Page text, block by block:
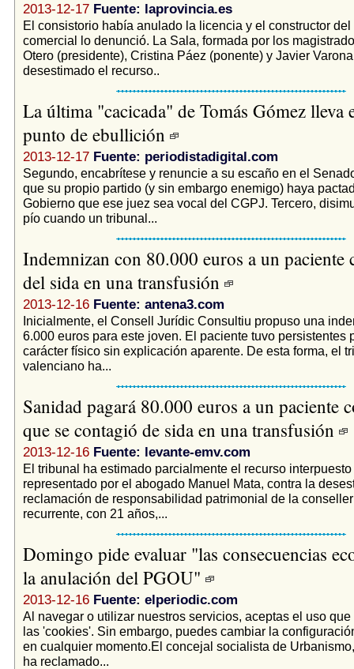
2013-12-17 Fuente: laprovincia.es
El consistorio había anulado la licencia y el constructor del
comercial lo denunció. La Sala, formada por los
Otero (presidente), Cristina Páez (ponente) y Javier
desestimado el recurso..
La última "cacicada" de Tomás Gómez lleva
punto de ebullición
2013-12-17 Fuente: periodistadigital.com
Segundo, encabrítese y renuncie a su escaño en el
que su propio partido (y sin embargo enemigo) haya
Gobierno que ese juez sea vocal del CGPJ. Tercero,
pío cuando un tribunal...
Indemnizan con 80.000 euros a un paciente
del sida en una transfusión
2013-12-16 Fuente: antena3.com
Inicialmente, el Consell Jurídic Consultiu propuso una
6.000 euros para este joven. El paciente tuvo persistentes
carácter físico sin explicación aparente. De esta forma, el
valenciano ha...
Sanidad pagará 80.000 euros a un paciente
que se contagió de sida en una transfusión
2013-12-16 Fuente: levante-emv.com
El tribunal ha estimado parcialmente el recurso
representado por el abogado Manuel Mata, contra la
reclamación de responsabilidad patrimonial de la
recurrente, con 21 años,...
Domingo pide evaluar "las consecuencias
la anulación del PGOU"
2013-12-16 Fuente: elperiodic.com
Al navegar o utilizar nuestros servicios, aceptas el uso
las 'cookies'. Sin embargo, puedes cambiar la
en cualquier momento.El concejal socialista de
ha reclamado...